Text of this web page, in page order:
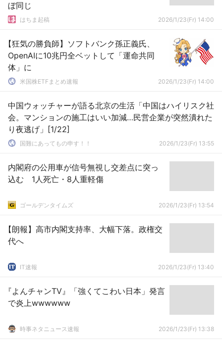
ぼ同じ
はちま起稿 2026/1/23(Fr) 14:00
【狂気の勝負師】ソフトバンク孫正義氏、
OpenAIに10兆円全ベットして「運命共同
体」に
米国株ETFまとめ速報 2026/1/23(Fr) 14:00
中国ウォッチャーが語る北京の生活「中国はハイリスク社
会。マンションの施工はいい加減…民営企業が突然潰れた
り夜逃げ」[1/22]
国難にあってもの申す！！ 2026/1/23(Fr) 13:55
内閣府の公用車が信号無視し交差点に突っ
込む 1人死亡・8人重軽傷
ゴールデンタイムズ 2026/1/23(Fr) 13:54
【朗報】高市内閣支持率、大幅下落。政権交
代へ
IT速報 2026/1/23(Fr) 13:40
『よんチャンTV』「強くてこわい日本」発言
で炎上wwwwww
時事ネタニュース速報 2026/1/23(Fr) 13:38